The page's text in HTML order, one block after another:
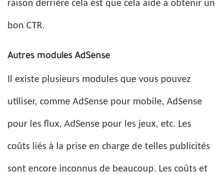
raison derrière cela est que cela aide à obtenir un
bon CTR.
Autres modules AdSense
Il existe plusieurs modules que vous pouvez
utiliser, comme AdSense pour mobile, AdSense
pour les flux, AdSense pour les jeux, etc. Les
coûts liés à la prise en charge de telles publicités
sont encore inconnus de beaucoup. Les coûts et